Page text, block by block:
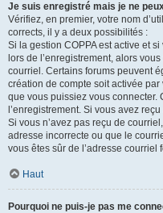
Je suis enregistré mais je ne
Vérifiez, en premier, votre nom
corrects, il y a deux possibilités :
Si la gestion COPPA est active et
lors de l’enregistrement, alors
courriel. Certains forums peuvent
création de compte soit activée
que vous puissiez vous connecter.
l’enregistrement. Si vous avez
Si vous n’avez pas reçu de
adresse incorrecte ou que le
vous êtes sûr de l’adresse
Haut
Pourquoi ne puis-je pas me